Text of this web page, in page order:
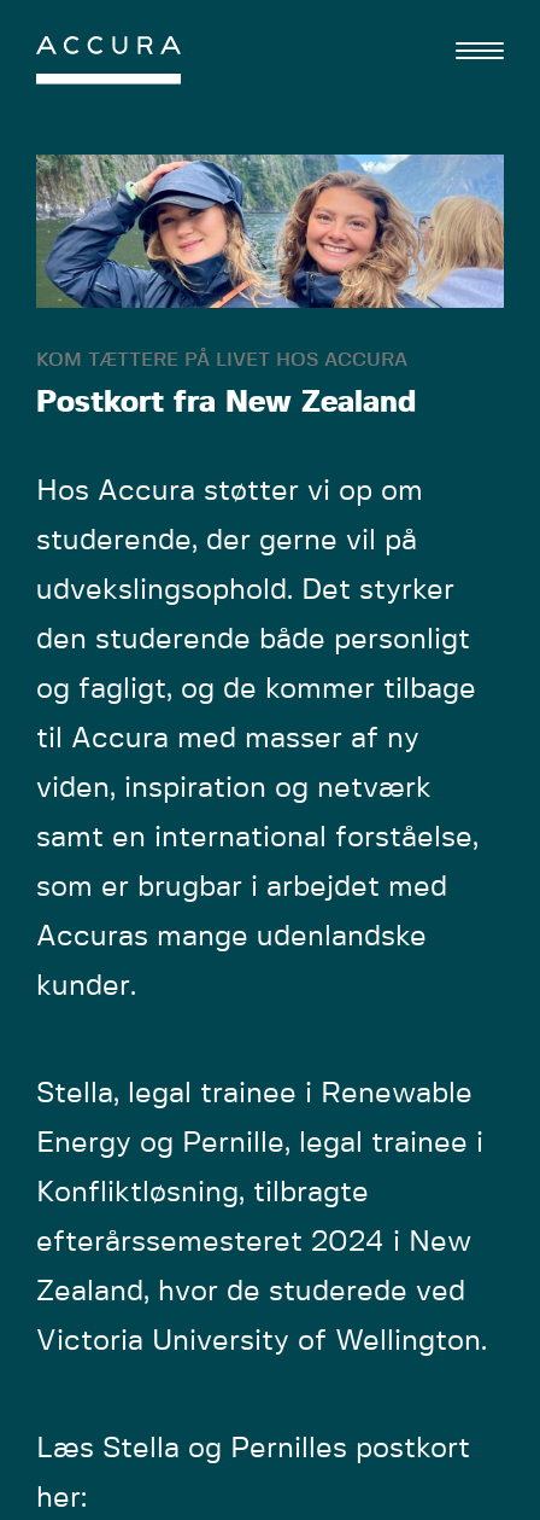
Gå
indhold
KOM TÆTTERE PÅ LIVET HOS ACCURA
Postkort fra New Zealand
Hos Accura støtter vi op om
studerende, der gerne vil på
udvekslingsophold. Det styrker
den studerende både personligt
og fagligt, og de kommer tilbage
til Accura med masser af ny
viden, inspiration og netværk
samt en international forståelse,
som er brugbar i arbejdet med
Accuras mange udenlandske
kunder.
Stella, legal trainee i Renewable
Energy og Pernille, legal trainee i
Konfliktløsning, tilbragte
efterårssemesteret 2024 i New
Zealand, hvor de studerede ved
Victoria University of Wellington.
Læs Stella og Pernilles postkort
her: